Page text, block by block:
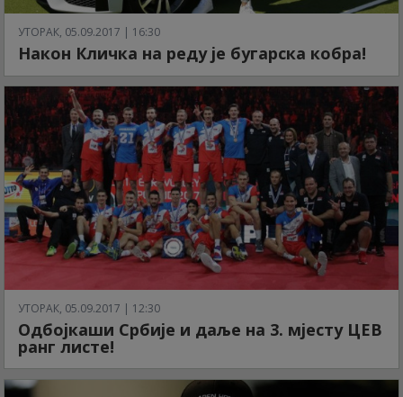
УТОРАК, 05.09.2017 | 16:30
Након Кличка на реду је бугарска кобра!
УТОРАК, 05.09.2017 | 12:30
Одбојкаши Србије и даље на 3. мјесту ЦЕВ
ранг листе!